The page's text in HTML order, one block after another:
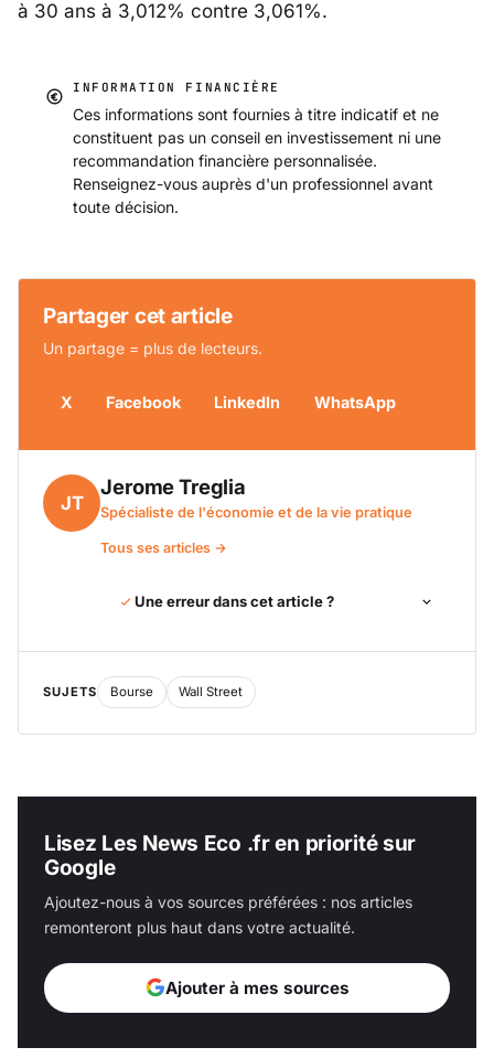
à 30 ans à 3,012% contre 3,061%.
INFORMATION FINANCIÈRE
Ces informations sont fournies à titre indicatif et ne
constituent pas un conseil en investissement ni une
recommandation financière personnalisée.
Renseignez-vous auprès d'un professionnel avant
toute décision.
Partager cet article
Un partage = plus de lecteurs.
X Facebook LinkedIn WhatsApp
JT
Jerome Treglia
Spécialiste de l'économie et de la vie pratique
Tous ses articles →
Une erreur dans cet article ?
SUJETS Bourse Wall Street
Lisez Les News Eco .fr en priorité sur
Google
Ajoutez-nous à vos sources préférées : nos articles
remonteront plus haut dans votre actualité.
Ajouter à mes sources